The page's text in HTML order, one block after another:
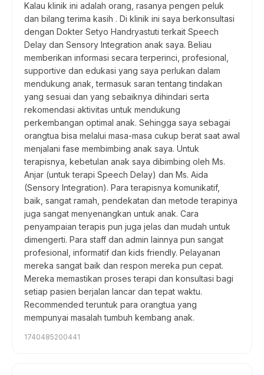
Kalau klinik ini adalah orang, rasanya pengen peluk
dan bilang terima kasih . Di klinik ini saya berkonsultasi
dengan Dokter Setyo Handryastuti terkait Speech
Delay dan Sensory Integration anak saya. Beliau
memberikan informasi secara terperinci, profesional,
supportive dan edukasi yang saya perlukan dalam
mendukung anak, termasuk saran tentang tindakan
yang sesuai dan yang sebaiknya dihindari serta
rekomendasi aktivitas untuk mendukung
perkembangan optimal anak. Sehingga saya sebagai
orangtua bisa melalui masa-masa cukup berat saat awal
menjalani fase membimbing anak saya. Untuk
terapisnya, kebetulan anak saya dibimbing oleh Ms.
Anjar (untuk terapi Speech Delay) dan Ms. Aida
(Sensory Integration). Para terapisnya komunikatif,
baik, sangat ramah, pendekatan dan metode terapinya
juga sangat menyenangkan untuk anak. Cara
penyampaian terapis pun juga jelas dan mudah untuk
dimengerti. Para staff dan admin lainnya pun sangat
profesional, informatif dan kids friendly. Pelayanan
mereka sangat baik dan respon mereka pun cepat.
Mereka memastikan proses terapi dan konsultasi bagi
setiap pasien berjalan lancar dan tepat waktu.
Recommended teruntuk para orangtua yang
mempunyai masalah tumbuh kembang anak.
1740485200441